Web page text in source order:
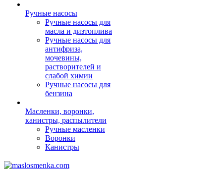
Ручные насосы
Ручные насосы для
масла и дизтоплива
Ручные насосы для
антифриза,
мочевины,
растворителей и
слабой химии
Ручные насосы для
бензина
Масленки, воронки,
канистры, распылители
Ручные масленки
Воронки
Канистры